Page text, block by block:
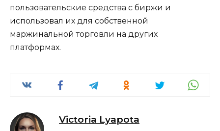
пользовательские средства с биржи и
использовал их для собственной
маржинальной торговли на других
платформах.
Victoria Lyapota